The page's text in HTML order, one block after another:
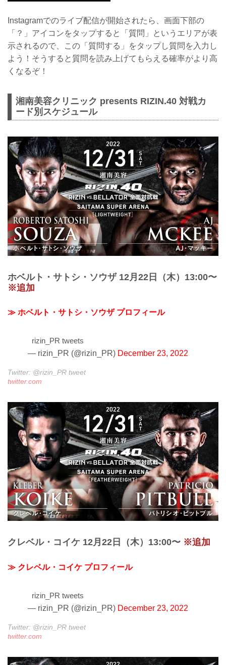
Instagramでのライブ配信が開始されたら、画面下部の
「？」アイコンをタップすると「質問」というエリアが表
示されるので、この「質問する」をタップし質問を入力し
よう！そうすると質問を読み上げてもらえる確率がより高
くなるぞ！
湘南美容クリニック presents RIZIN.40 対戦カ
ード別スケジュール
ホベルト・サトシ・ソウザ 12月22日（木）13:00〜
※追加
≫ ホベルト・サトシ・ソウザ プロフィール
rizin_PR tweets
— rizin_PR (@rizin_PR) December 23, 2022
Twitter: @rizin_PR tweet
twitter.com
クレベル・コイケ 12月22日（木）13:00〜 ※追加
≫ クレベル・コイケ プロフィール
rizin_PR tweets
— rizin_PR (@rizin_PR) December 23, 2022
Twitter: @rizin_PR tweet
twitter.com